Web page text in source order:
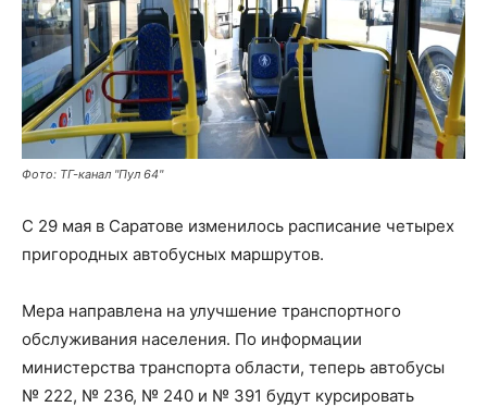
Фото: ТГ-канал "Пул 64"
С 29 мая в Саратове изменилось расписание четырех
пригородных автобусных маршрутов.
Мера направлена на улучшение транспортного
обслуживания населения. По информации
министерства транспорта области, теперь автобусы
№ 222, № 236, № 240 и № 391 будут курсировать